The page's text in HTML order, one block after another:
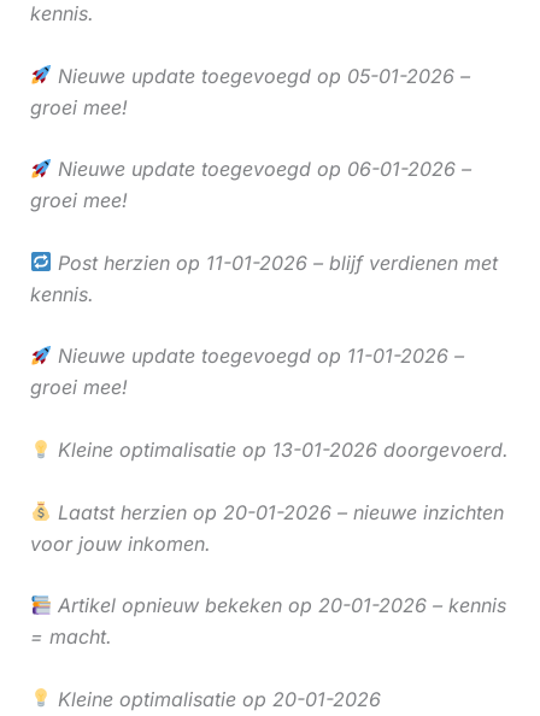
kennis.
Nieuwe update toegevoegd op 05-01-2026 –
groei mee!
Nieuwe update toegevoegd op 06-01-2026 –
groei mee!
Post herzien op 11-01-2026 – blijf verdienen met
kennis.
Nieuwe update toegevoegd op 11-01-2026 –
groei mee!
Kleine optimalisatie op 13-01-2026 doorgevoerd.
Laatst herzien op 20-01-2026 – nieuwe inzichten
voor jouw inkomen.
Artikel opnieuw bekeken op 20-01-2026 – kennis
= macht.
Kleine optimalisatie op 20-01-2026